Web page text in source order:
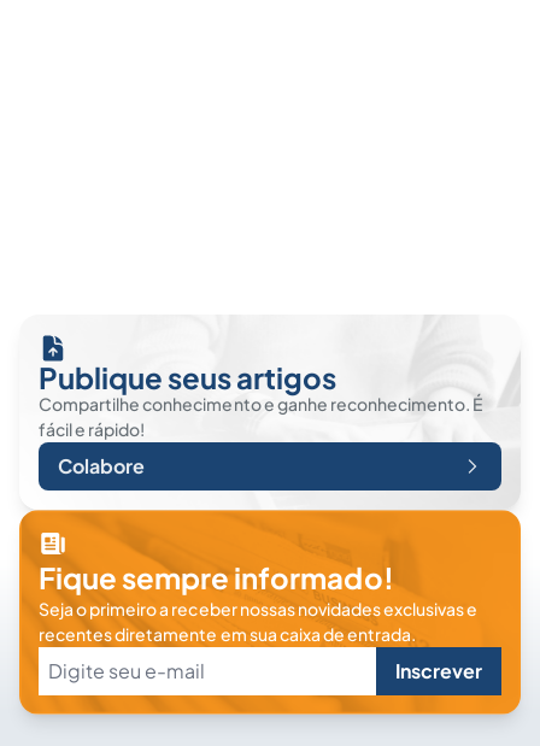
Publique seus artigos
Compartilhe conhecimento e ganhe reconhecimento. É
fácil e rápido!
Colabore
Fique sempre informado!
Seja o primeiro a receber nossas novidades exclusivas e
recentes diretamente em sua caixa de entrada.
Inscrever